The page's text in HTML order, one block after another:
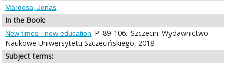
Mardosa, Jonas
In the Book:
New times - new education. P. 89-106.. Szczecin: Wydawnictwo
Naukowe Uniwersytetu Szczecińskiego, 2018
Subject terms: